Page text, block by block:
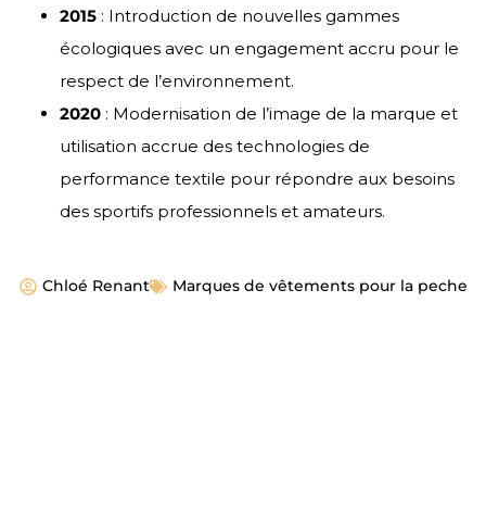
2015 : Introduction de nouvelles gammes
écologiques avec un engagement accru pour le
respect de l’environnement.
2020 : Modernisation de l’image de la marque et
utilisation accrue des technologies de
performance textile pour répondre aux besoins
des sportifs professionnels et amateurs.
Chloé Renant Marques de vêtements pour la peche